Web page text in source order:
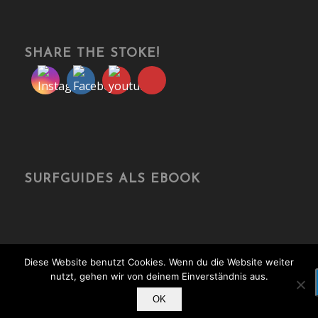
SHARE THE STOKE!
SURFGUIDES ALS EBOOK
© Copyright - travelonboards.de
Media Kit
Diese Website benutzt Cookies. Wenn du die Website weiter
nutzt, gehen wir von deinem Einverständnis aus.
OK